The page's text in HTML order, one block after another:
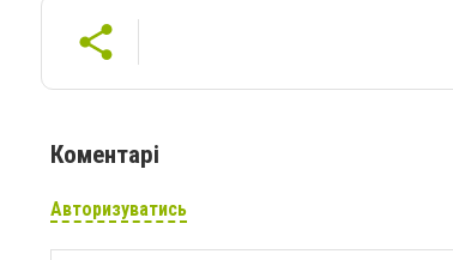
Коментарі
Авторизуватись